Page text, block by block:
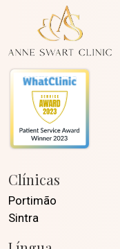
Clínicas
Portimão
Sintra